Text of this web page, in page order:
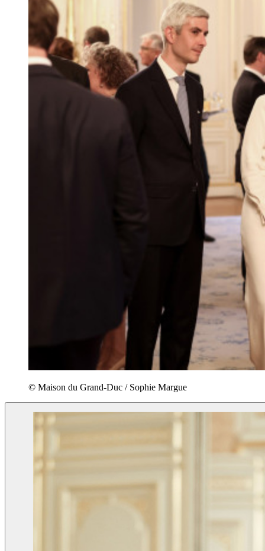
© Maison du Grand-Duc / Sophie Margue